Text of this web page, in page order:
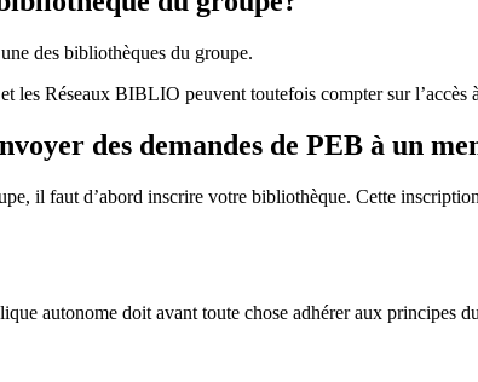
des bibliothèques du groupe.
les Réseaux BIBLIO peuvent toutefois compter sur
des demandes de PEB à un
il faut d’abord inscrire votre bibliothèque. Cette
autonome doit avant toute chose adhérer aux principes du